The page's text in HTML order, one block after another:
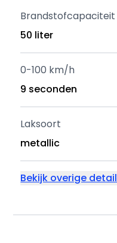
Brandstofcapaciteit
50 liter
0-100 km/h
9 seconden
Laksoort
metallic
Bekijk overige